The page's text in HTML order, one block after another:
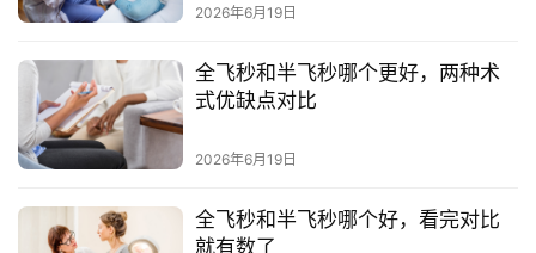
自
体
G
E
2026年6月19日
全飞秒和半飞秒哪个更好，两种术
式优缺点对比
2026年6月19日
全飞秒和半飞秒哪个好，看完对比
就有数了